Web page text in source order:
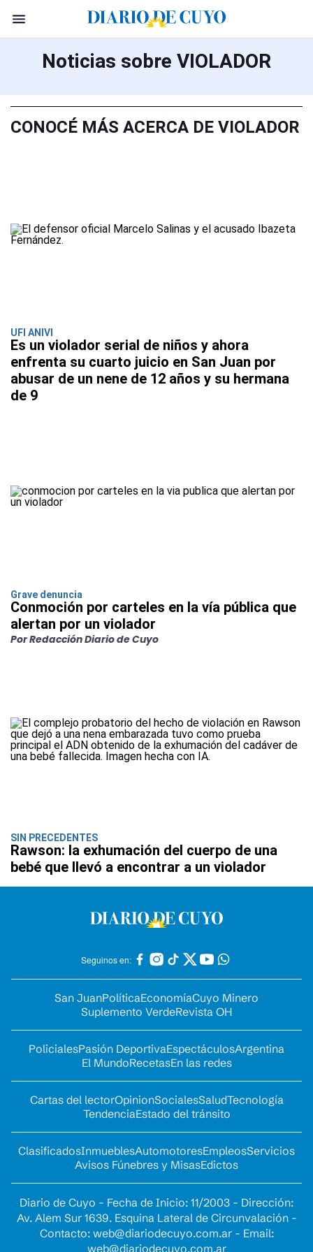
Noticias sobre VIOLADOR
CONOCÉ MÁS ACERCA DE VIOLADOR
UFI ANIVI
Es un violador serial de niños y ahora
enfrenta su cuarto juicio en San Juan por
abusar de un nene de 12 años y su hermana
de 9
Grave denuncia
Conmoción por carteles en la vía pública que
alertan por un violador
Por Redacción Diario de Cuyo
SIN PRECEDENTES
Rawson: la exhumación del cuerpo de una
bebé que llevó a encontrar a un violador
Seguinos en:
San JuanPolíticaEconomíaCuyo Minero
Suplemento VerdeRevista OH
PolicialesPasión DeportivaEspectáculosArgentina
El MundoRecetasEn las redes
Cartas del lectorOpinionSocialesSaludTecnología
TendenciaEstado del tránsito
ClasificadosInmueblesAutomotoresEmpleosServicios
Avisos Fúnebres y MisasEdictos
Diario de Cuyo - Fecha de Inicio: 11/2003 - Dirección:
Av. Alem Sur 1639. Esquina Lateral de Circunvalación -
Contacto: web@diariodecuyo.com.ar- Email:
web@diariodecuyo.com.ar